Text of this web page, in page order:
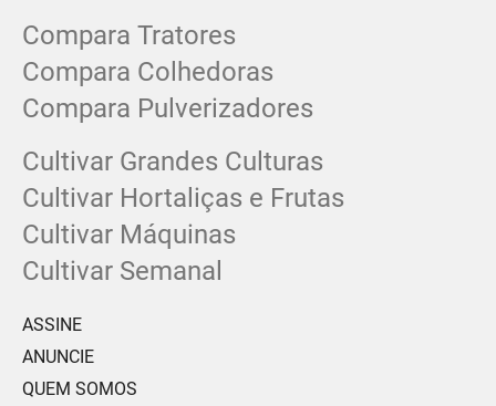
Compara Tratores
Compara Colhedoras
Compara Pulverizadores
Cultivar Grandes Culturas
Cultivar Hortaliças e Frutas
Cultivar Máquinas
Cultivar Semanal
ASSINE
ANUNCIE
QUEM SOMOS